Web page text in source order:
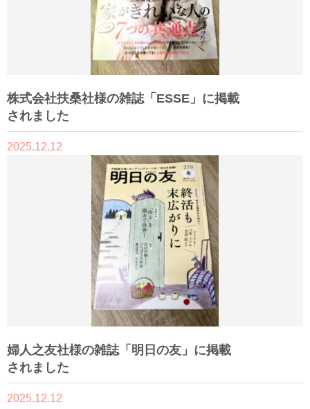
株式会社扶桑社様の雑誌「ESSE」に掲載
されました
2025.12.12
婦人之友社様の雑誌「明日の友」に掲載
されました
2025.12.12